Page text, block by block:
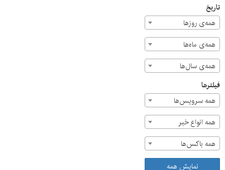
تاریخ
همه‌ی روزها
همه‌ی ماه‌ها
همه‌ی سال‌ها
فیلترها
همه سرویس‌ها
همه انواع خبر
همه باکس‌ها
نمایش همه